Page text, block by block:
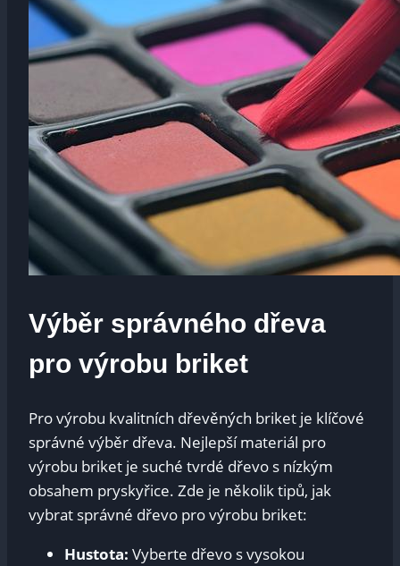
Výběr správného dřeva
pro výrobu briket
Pro výrobu kvalitních dřevěných briket je klíčové
správné výběr dřeva. Nejlepší materiál pro
výrobu briket je suché tvrdé dřevo s nízkým
obsahem pryskyřice. Zde je několik tipů, jak
vybrat správné dřevo pro výrobu briket:
Hustota: Vyberte dřevo s vysokou